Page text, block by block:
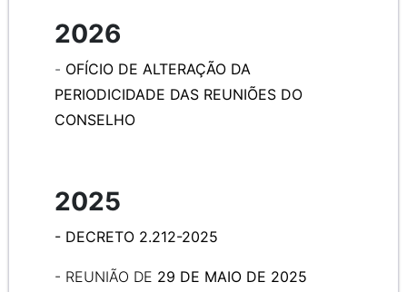
2026
- OFÍCIO DE ALTERAÇÃO DA
PERIODICIDADE DAS REUNIÕES DO
CONSELHO
2025
- DECRETO 2.212-2025
- REUNIÃO DE 29 DE MAIO DE 2025